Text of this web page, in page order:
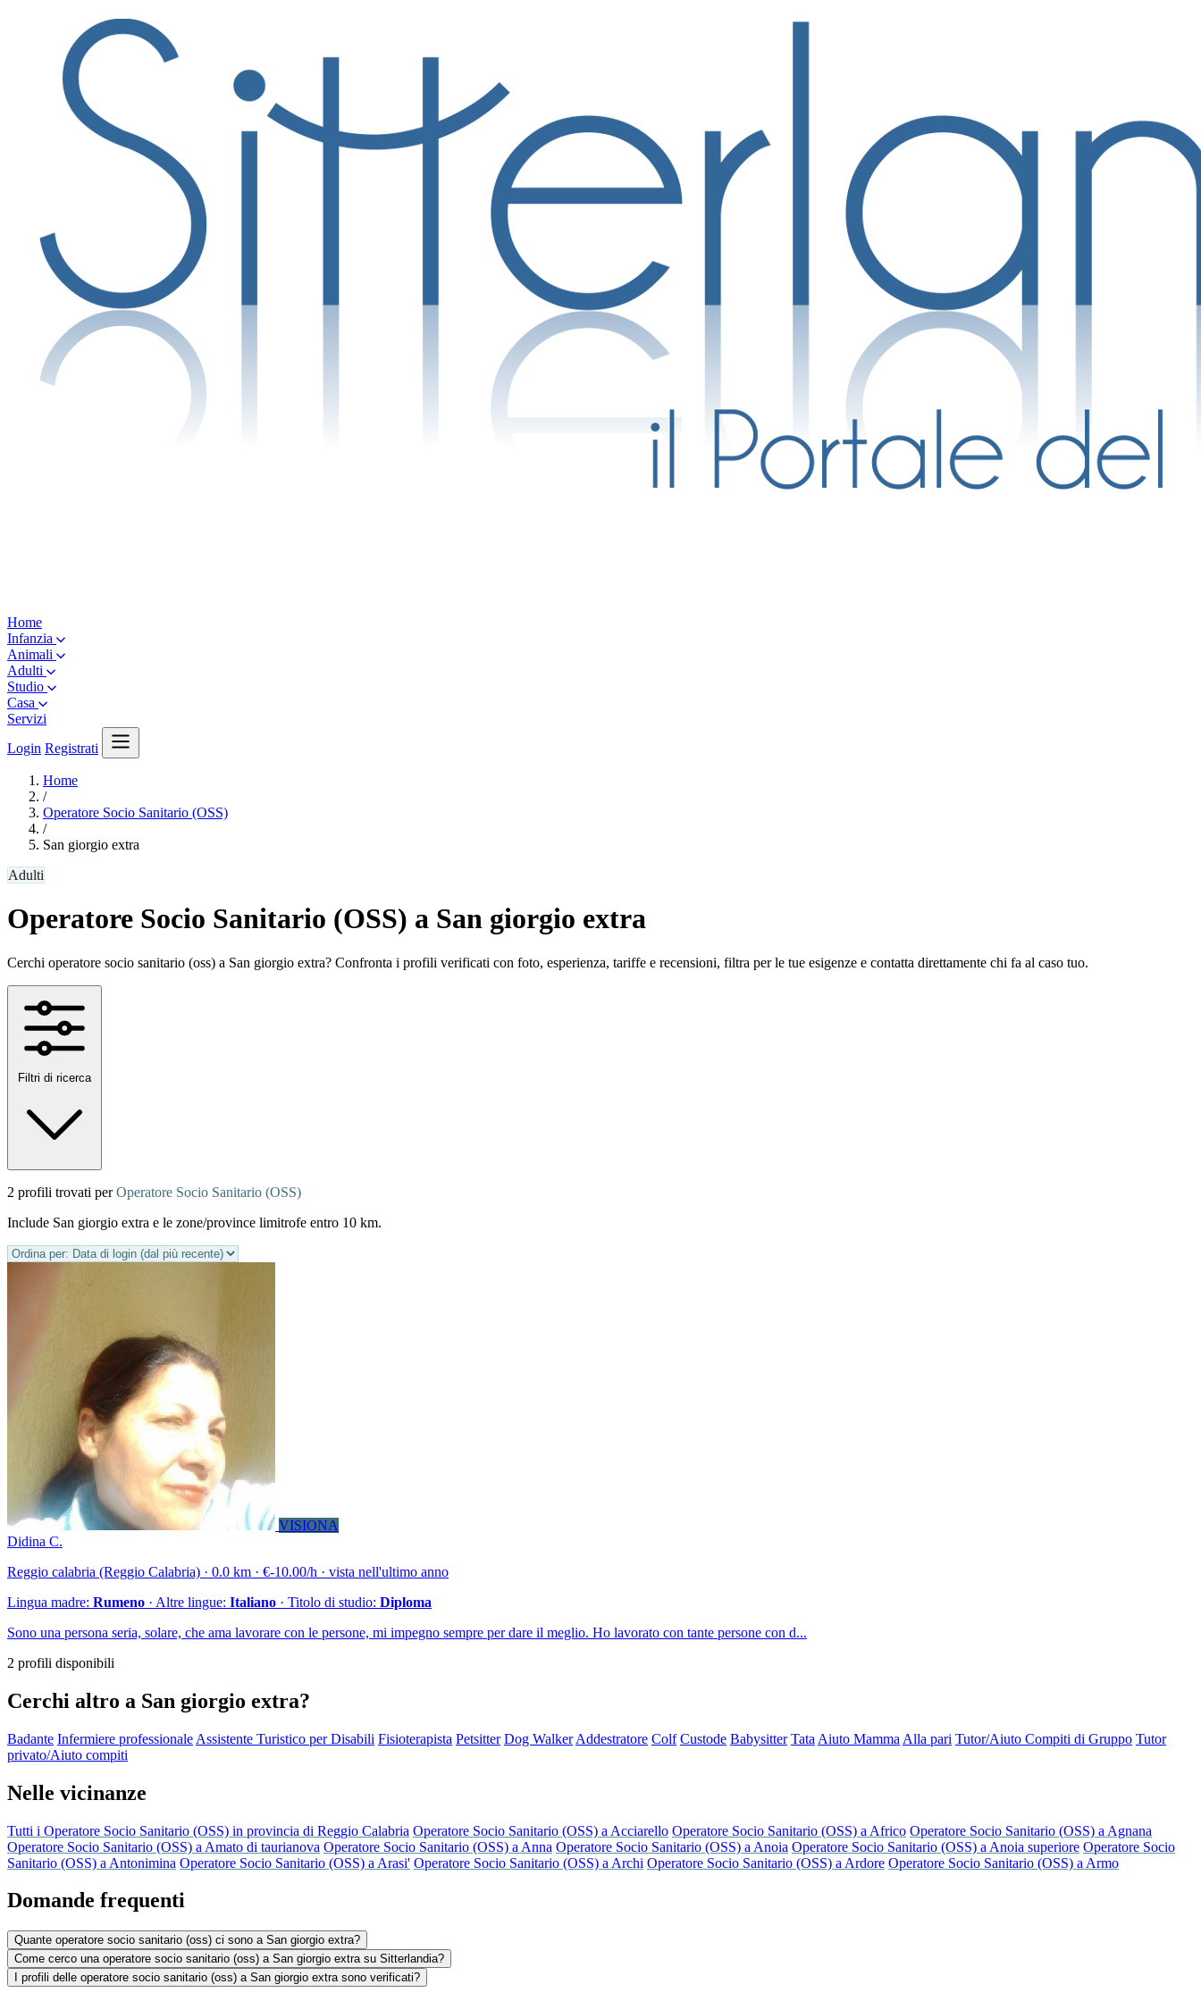
Home
Infanzia
Animali
Adulti
Studio
Casa
Servizi
Login Registrati
Home
/
Operatore Socio Sanitario (OSS)
/
San giorgio extra
Adulti
Operatore Socio Sanitario (OSS) a San giorgio extra
Cerchi operatore socio sanitario (oss) a San giorgio extra? Confronta i profili verificati con foto, esperienza, tariffe e recensioni, filtra per le tue esigenze e contatta direttamente chi fa al caso tuo.
Filtri di ricerca
2 profili trovati perOperatore Socio Sanitario (OSS)
Include San giorgio extra e le zone/province limitrofe entro 10 km.
VISIONA
Didina C.
Reggio calabria (Reggio Calabria) · 0.0 km · €-10.00/h · vista nell'ultimo anno
Lingua madre: Rumeno · Altre lingue: Italiano · Titolo di studio: Diploma
Sono una persona seria, solare, che ama lavorare con le persone, mi impegno sempre per dare il meglio. Ho lavorato con tante persone con d...
2 profili disponibili
Cerchi altro a San giorgio extra?
Badante Infermiere professionale Assistente Turistico per Disabili Fisioterapista Petsitter Dog Walker Addestratore Colf Custode Babysitter Tata Aiuto Mamma Alla pari Tutor/Aiuto Compiti di Gruppo Tutor
privato/Aiuto compiti
Nelle vicinanze
Tutti i Operatore Socio Sanitario (OSS) in provincia di Reggio Calabria Operatore Socio Sanitario (OSS) a Acciarello Operatore Socio Sanitario (OSS) a Africo Operatore Socio Sanitario (OSS) a Agnana
Operatore Socio Sanitario (OSS) a Amato di taurianova Operatore Socio Sanitario (OSS) a Anna Operatore Socio Sanitario (OSS) a Anoia Operatore Socio Sanitario (OSS) a Anoia superiore Operatore Socio
Sanitario (OSS) a Antonimina Operatore Socio Sanitario (OSS) a Arasi' Operatore Socio Sanitario (OSS) a Archi Operatore Socio Sanitario (OSS) a Ardore Operatore Socio Sanitario (OSS) a Armo
Domande frequenti
Quante operatore socio sanitario (oss) ci sono a San giorgio extra?
Come cerco una operatore socio sanitario (oss) a San giorgio extra su Sitterlandia?
I profili delle operatore socio sanitario (oss) a San giorgio extra sono verificati?